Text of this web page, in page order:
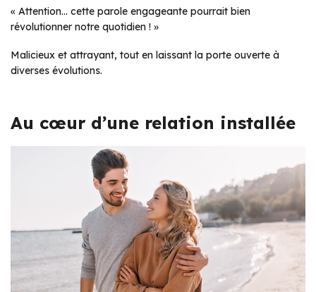
« Attention… cette parole engageante pourrait bien
révolutionner notre quotidien ! »
Malicieux et attrayant, tout en laissant la porte ouverte à
diverses évolutions.
Au cœur d’une relation installée